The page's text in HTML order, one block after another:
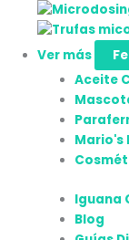
Ver más
Aceite
Mario's
Iguana
Blog